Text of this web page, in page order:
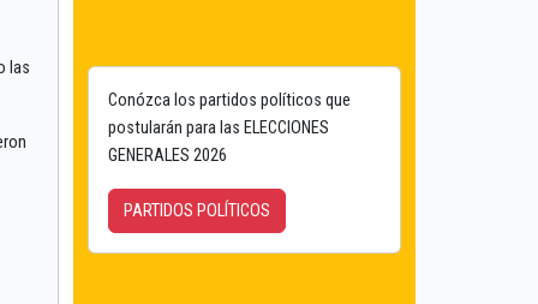
las
Conózca los partidos políticos que
postularán para las ELECCIONES
GENERALES 2026
PARTIDOS POLÍTICOS